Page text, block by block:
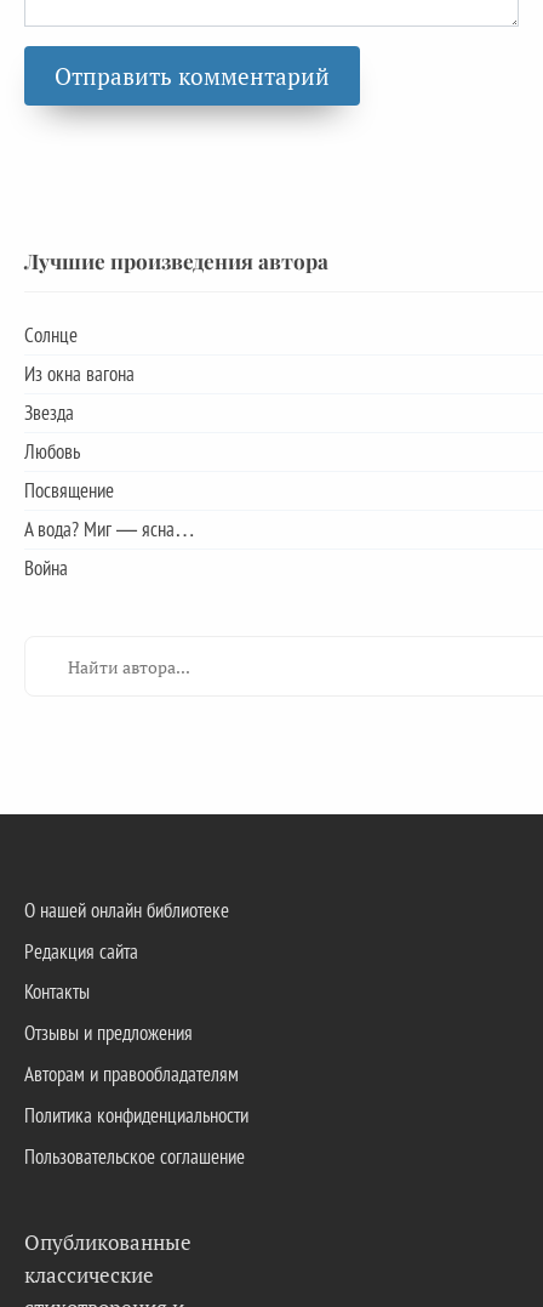
Лучшие произведения автора
Солнце
Из окна вагона
Звезда
Любовь
Посвящение
А вода? Миг — ясна…
Война
О нашей онлайн библиотеке
Редакция сайта
Контакты
Отзывы и предложения
Авторам и правообладателям
Политика конфиденциальности
Пользовательское соглашение
Опубликованные
классические